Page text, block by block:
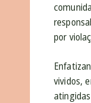
por
vividos,